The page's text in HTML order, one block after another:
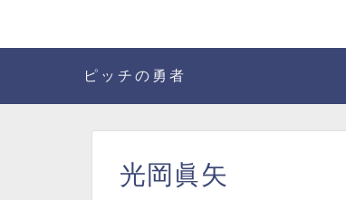
ピッチの勇者
光岡眞矢